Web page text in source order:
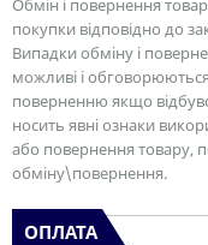
Обмін і повернення
покупки відповідно до
Випадки обміну і
можливі і
поверненню якщо
носить явні ознаки
або повернення товару,
обміну\повернення.
ОПЛАТА